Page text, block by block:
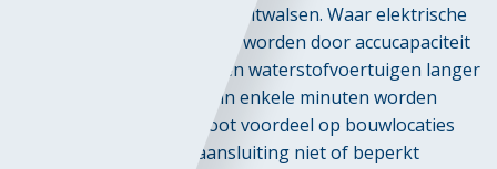
zoals graafmachines en asfaltwalsen. Waar elektrische
alternatieven vaak beperkt worden door accucapaciteit
en lange laadtijden, kunnen waterstofvoertuigen langer
achter elkaar werken en in enkele minuten worden
bijgetankt. Dit is een groot voordeel op bouwlocaties
waar een elektriciteitsaansluiting niet of beperkt